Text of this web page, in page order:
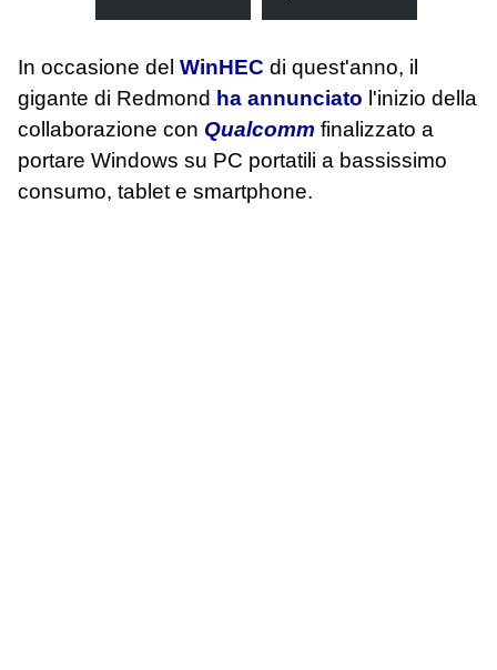
In occasione del WinHEC di quest'anno, il
gigante di Redmond ha annunciato l'inizio della
collaborazione con Qualcomm finalizzato a
portare Windows su PC portatili a bassissimo
consumo, tablet e smartphone.